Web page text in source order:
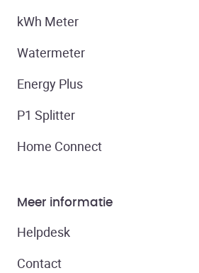
kWh Meter
Watermeter
Energy Plus
P1 Splitter
Home Connect
Meer informatie
Helpdesk
Contact